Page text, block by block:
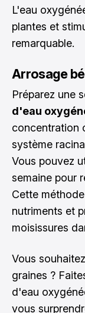
L'eau
plantes et
remarquable.
Arrosage
Préparez une
d'eau
concentration
système
Vous pouvez
semaine pour
Cette
nutriments et
moisissures
Vous
graines ?
d'eau
vous